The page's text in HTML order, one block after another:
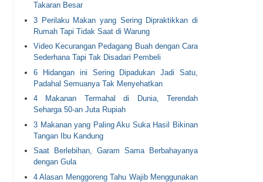
Takaran Besar
3 Perilaku Makan yang Sering Dipraktikkan di
Rumah Tapi Tidak Saat di Warung
Video Kecurangan Pedagang Buah dengan Cara
Sederhana Tapi Tak Disadari Pembeli
6 Hidangan ini Sering Dipadukan Jadi Satu,
Padahal Semuanya Tak Menyehatkan
4 Makanan Termahal di Dunia, Terendah
Seharga 50-an Juta Rupiah
3 Makanan yang Paling Aku Suka Hasil Bikinan
Tangan Ibu Kandung
Saat Berlebihan, Garam Sama Berbahayanya
dengan Gula
4 Alasan Menggoreng Tahu Wajib Menggunakan